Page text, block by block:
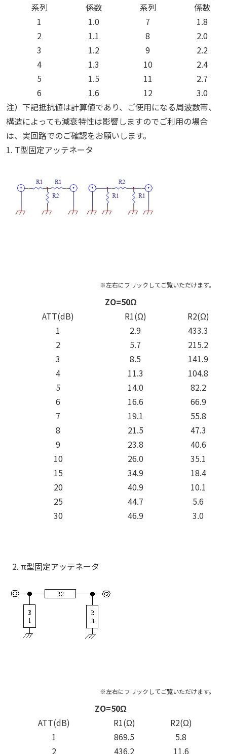
系列
係数 系列
係数
1
1.0 7
1.8
2
1.1 8
2.0
3
1.2 9
2.2
4
1.3 10
2.4
5
1.5 11
2.7
6
1.6 12
3.0
注）下記抵抗値は計算値であり、ご使用になる周波数帯、
構造によっても減衰特性は影響しますのでご利用の場合
は、実回路でのご確認をお願いします。
1. T型固定アッテネータ
ZO=50Ω
ATT(dB)
R1(Ω)
R2(Ω)
1
2.9
433.3
2
5.7
215.2
3
8.5
141.9
4
11.3
104.8
5
14.0
82.2
6
16.6
66.9
7
19.1
55.8
8
21.5
47.3
9
23.8
40.6
10
26.0
35.1
15
34.9
18.4
20
40.9
10.1
25
44.7
5.6
30
46.9 3.0
2. π型固定アッテネータ
ZO=50Ω
ATT(dB)
R1(Ω)
R2(Ω)
1
869.5
5.8
2
436.2 11.6